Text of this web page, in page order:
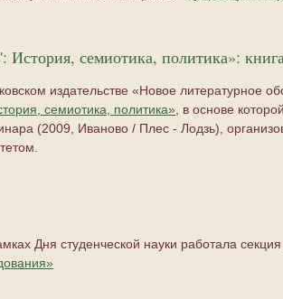
История, семиотика, политика»:
издательстве «Новое литературное
семиотика, политика» , в основе
(2009, Иваново / Плес - Лодзь),
Дня студенческой науки работала секция